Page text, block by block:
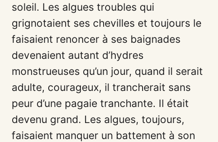
soleil. Les algues troubles qui
grignotaient ses chevilles et toujours le
faisaient renoncer à ses baignades
devenaient autant d’hydres
monstrueuses qu’un jour, quand il serait
adulte, courageux, il trancherait sans
peur d’une pagaie tranchante. Il était
devenu grand. Les algues, toujours,
faisaient manquer un battement à son